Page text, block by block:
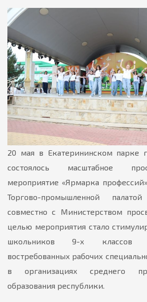
20 мая в Екатерининском парке
состоялось масштабное
мероприятие «Ярмарка
Торгово-промышленной
совместно с Министерством
целью мероприятия стало
школьников 9-х классов
востребованных рабочих
в организациях среднего
образования республики.